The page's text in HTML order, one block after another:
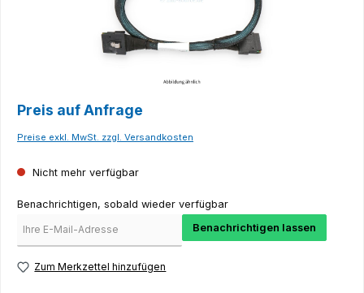
Preis auf Anfrage
Preise exkl. MwSt. zzgl. Versandkosten
Nicht mehr verfügbar
Benachrichtigen, sobald wieder verfügbar
Benachrichtigen lassen
Zum Merkzettel hinzufügen